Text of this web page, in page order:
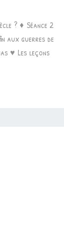
? ♦ Séance 2
aux guerres de
♥ Les leçons